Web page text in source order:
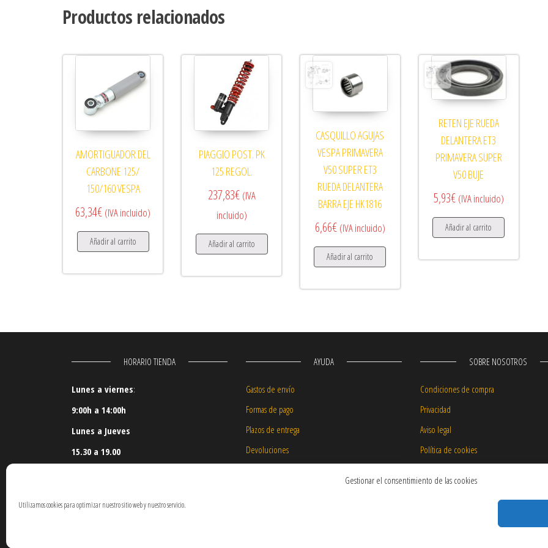
Gestionar el consentimiento de las cookies
Utilizamos cookies para optimizar nuestro sitio web y nuestro servicio.
Productos relacionados
AMORTIGUADOR DEL
CARBONE 125/
150/160 VESPA
63,34€ (IVA incluido)
Añadir al carrito
PIAGGIO POST. PK
125 REGOL.
237,83€ (IVA
incluido)
Añadir al carrito
CASQUILLO AGUJAS
VESPA PRIMAVERA
V50 SUPER ET3
RUEDA DELANTERA
BARRA EJE HK1816
6,66€ (IVA incluido)
Añadir al carrito
RETEN EJE RUEDA
DELANTERA ET3
PRIMAVERA SUPER
V50 BUJE
5,93€ (IVA incluido)
Añadir al carrito
HORARIO TIENDA
Lunes a viernes:
9:00h a 14:00h
Lunes a Jueves
15.30 a 19.00
AYUDA
Gastos de envío
Formas de pago
Plazos de entrega
Devoluciones
SOBRE NOSOTROS
Condiciones de compra
Privacidad
Aviso legal
Política de cookies